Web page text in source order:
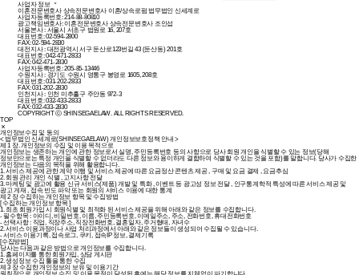
사업자 정보
이혼전문변호사 상속전문변호사 이혼/상속로펌 법무법인 신세계로
사업자등록번호: 214-88-80810
광고책임변호사: 이혼전문변호사 상속전문변호사 조인섭
서울본사 : 서울시 서초구 법원로 16, 207호
대표번호: 02-594-2800
FAX: 02-594-2830
대전지사 : 대전광역시 서구 둔산로123번길 43 (둔산동) 201호
대표번호: 042-471-2833
FAX: 042-471-2830
사업자등록번호: 205-85-13446
수원지사 : 경기도 수원시 영통구 봉영로 1605, 208호
대표번호: 031-202-2833
FAX: 031-202-2830
인천지사 : 인천 미추홀구 주안동 972-3
대표번호: 032-433-2833
FAX: 032-433-2830
COPYRIGHT ⓒ SHINSEGAELAW. ALL RIGHTS RESERVED.
TOP
개인정보수집 및 동의
< 법무법인 신세계로(SHINSEGAELAW) 개인정보보호정책 안내 >
제 1 장. 개인정보의 수집 및 이용 목적으로
개인정보는 생존하는 개인에 관한 정보로서 실명, 주민등록번호 등의 사항으로 당사 회원 개인을 식별할 수 있는 정보(당해
정보만으로는 특정 개인을 식별할 수 없더라도 다른 정보와 용이하게 결합하여 식별할 수 있는 것을 포함)를 말합니다. 당사가 수집한
개인정보는 다음의 목적을 위해 활용합니다.
1. 서비스 제공에 관한 계약 이행 및 서비스 제공에 따른 요금정산 콘텐츠 제공 , 구매 및 요금 결제 , 요금추심
2. 회원 관리 개인 식별 , 고지사항 전달
3. 마케팅 및 광고에 활용 신규 서비스(제품) 개발 및 특화 , 이벤트 등 광고성 정보 전달 , 인구통계학적 특성에 따른 서비스 제공 및
광고 게재 , 접속 빈도 파악 또는 회원의 서비스 이용에 대한 통계
제 2 장 수집하는 개인정보 항목 및 수집방법
[ 수집하는 개인정보 항목 ]
1. 최초 회원가입 시 회원식별 및 최적화 된 서비스 제공을 위해 아래와 같은 정보를 수집합니다.
- 필수항목 : 아이디, 비밀번호, 이름, 주민등록번호, 이메일주소, 주소, 전화번호, 휴대전화번호
- 선택사항 : 직업, 직장주소, 직장전화번호, 결혼일자, 주거형태, 자녀수
2. 서비스 이용과정이나 사업 처리과정에서 아래와 같은 정보들이 생성되어 수집될 수 있습니다.
- 서비스 이용기록, 접속로그, 쿠키, 접속IP 정보, 결제기록
[수집방법]
당사는 다음과 같은 방법으로 개인정보를 수집합니다.
1. 홈페이지를 통한 회원가입, 상담 게시판
2. 생성정보 수집 툴을 통한 수집
제 3 장 수집한 개인정보의 보유 및 이용기간